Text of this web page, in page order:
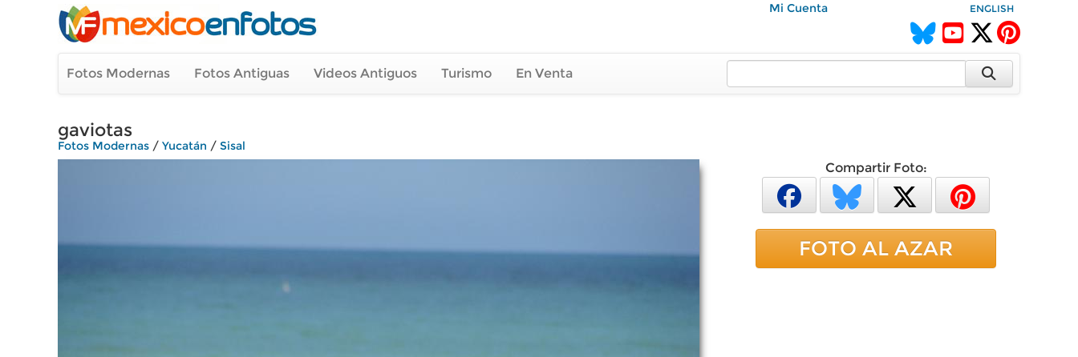
Mi Cuenta ENGLISH
Fotos Modernas Fotos Antiguas Videos Antiguos Turismo En Venta
gaviotas
Fotos Modernas / Yucatán / Sisal
Compartir Foto:
FOTO AL AZAR